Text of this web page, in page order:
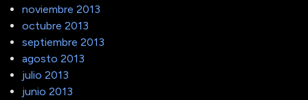
noviembre 2013
octubre 2013
septiembre 2013
agosto 2013
julio 2013
junio 2013